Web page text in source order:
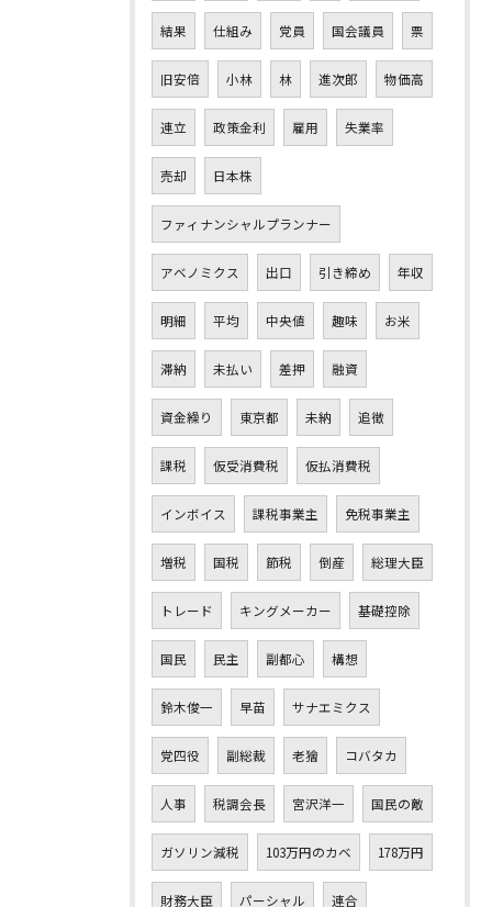
結果 仕組み 党員 国会議員 票
旧安倍 小林 林 進次郎 物価高
連立 政策金利 雇用 失業率
売却 日本株
ファィナンシャルプランナー
アベノミクス 出口 引き締め 年収
明細 平均 中央値 趣味 お米
滞納 未払い 差押 融資
資金繰り 東京都 未納 追徴
課税 仮受消費税 仮払消費税
インボイス 課税事業主 免税事業主
増税 国税 節税 倒産 総理大臣
トレード キングメーカー 基礎控除
国民 民主 副都心 構想
鈴木俊一 早苗 サナエミクス
党四役 副総裁 老獪 コバタカ
人事 税調会長 宮沢洋一 国民の敵
ガソリン減税 103万円のカベ 178万円
財務大臣 パーシャル 連合